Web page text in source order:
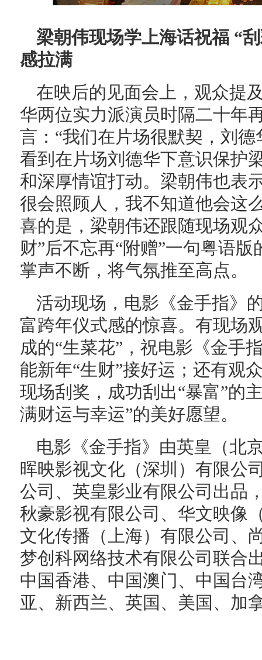
梁朝伟现场学上海话祝福 “
感拉满
在映后的见面会上，观众提
华两位实力派演员时隔二十年
言：“我们在片场很默契，刘
看到在片场刘德华下意识保护
和深厚情谊打动。梁朝伟也表
很会照顾人，我不知道他会这
喜的是，梁朝伟还跟随现场观
财”后不忘再“附赠”一句粤语
掌声不断，将气氛推至高点。
活动现场，电影《金手指》
富跨年仪式感的惊喜。有现场
成的“生菜花”，祝电影《金手
能新年“生财”接好运；还有观
现场刮奖，成功刮出“暴富”的
满财运与幸运”的美好愿望。
电影《金手指》由英皇（北
晖映影视文化（深圳）有限公
公司、英皇影业有限公司出品
秋豪影视有限公司、华文映像
文化传播（上海）有限公司、
梦创科网络技术有限公司联合
中国香港、中国澳门、中国台
亚、新西兰、英国、美国、加